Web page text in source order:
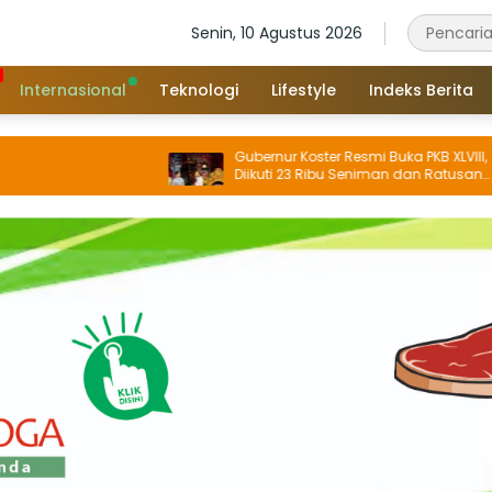
Senin, 10 Agustus 2026
Internasional Teknologi Lifestyle Indeks Berita
Gubernur Koster Resmi Buka PKB XLVIII,
Diikuti 23 Ribu Seniman dan Ratusan
Sekaa, IKM/UMKM Digratiskan